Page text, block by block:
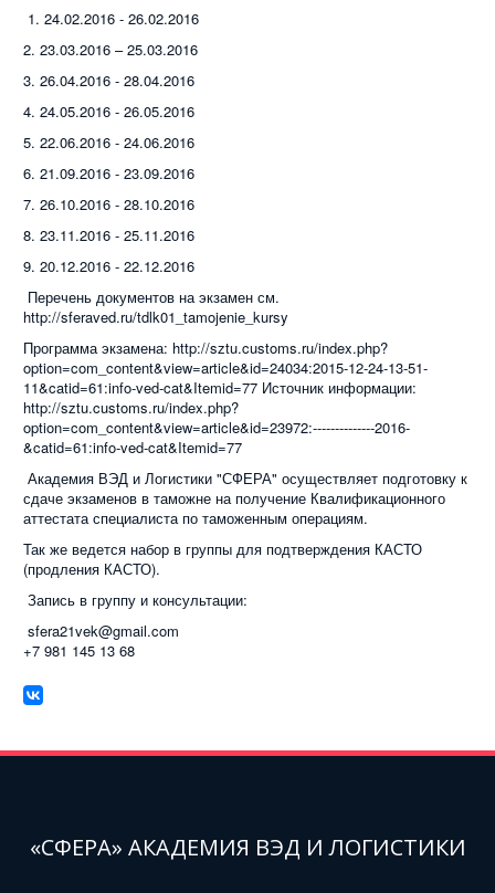
1. 24.02.2016 - 26.02.2016
2. 23.03.2016 – 25.03.2016
3. 26.04.2016 - 28.04.2016
4. 24.05.2016 - 26.05.2016
5. 22.06.2016 - 24.06.2016
6. 21.09.2016 - 23.09.2016
7. 26.10.2016 - 28.10.2016
8. 23.11.2016 - 25.11.2016
9. 20.12.2016 - 22.12.2016
Перечень документов на экзамен см.
http://sferaved.ru/tdlk01_tamojenie_kursy
Программа экзамена: http://sztu.customs.ru/index.php?
option=com_content&view=article&id=24034:2015-12-24-13-51-
11&catid=61:info-ved-cat&Itemid=77 Источник информации:
http://sztu.customs.ru/index.php?
option=com_content&view=article&id=23972:--------------2016-
&catid=61:info-ved-cat&Itemid=77
Академия ВЭД и Логистики "СФЕРА" осуществляет подготовку к
сдаче экзаменов в таможне на получение Квалификационного
аттестата специалиста по таможенным операциям.
Так же ведется набор в группы для подтверждения КАСТО
(продления КАСТО).
Запись в группу и консультации:
sfera21vek@gmail.com
+7 981 145 13 68
«СФЕРА» АКАДЕМИЯ ВЭД И ЛОГИСТИКИ